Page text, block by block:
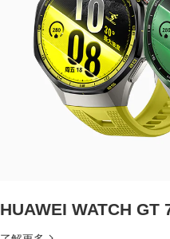
HUAWEI WATCH GT